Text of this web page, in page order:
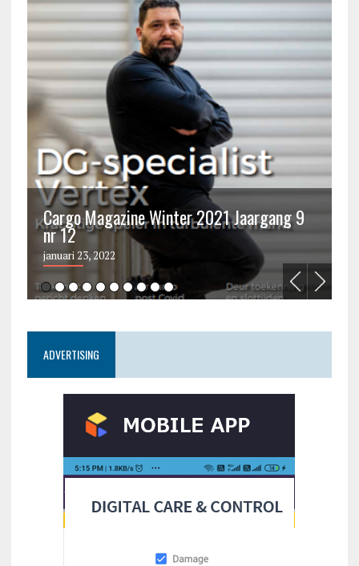
Cargo Magazine Winter 2021 Jaargang 9
nr 12
januari 23, 2022
ADVERTISING